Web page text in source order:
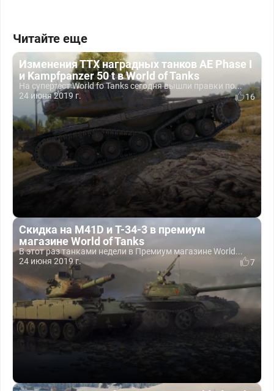
Читайте еще
Изменения ТТХ наградных танков AE Phase I
и Kampfpanzer 50 t в World of Tanks
На супертест World fo Tanks сегодня вышли правки по...
24 июня 2019 г.
16
Скидка на M41D и T-34-3 в премиум
магазине World of Tanks
В этот раз танками недели в Премиум магазине World...
24 июня 2019 г.
7